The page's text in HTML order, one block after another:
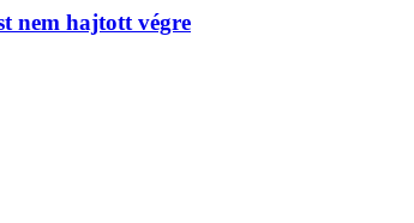
nem hajtott végre